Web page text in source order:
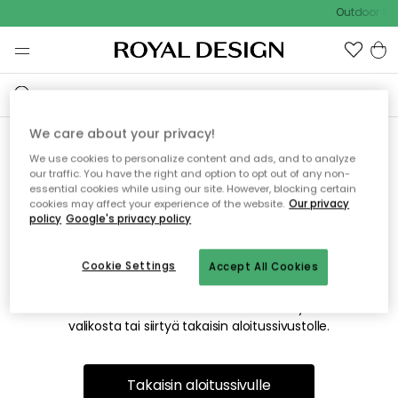
Outdoor
Emme valitettavasti löydä
etsimääsi sivua
Tämä voi johtua siitä, että sivua ei enää ole tai siitä, että se
on siirretty muualle. Pahoittelemme tästä mahdollisesti
valikosta tai siirtyä takaisin aloitussivustolle.
Takaisin aloitussivulle
We care about your privacy!
We use cookies to personalize content and ads, and to analyze
our traffic. You have the right and option to opt out of any non-
essential cookies while using our site. However, blocking certain
cookies may affect your experience of the website. Our privacy
policy Google's privacy policy
Accept All Cookies
Cookie Settings